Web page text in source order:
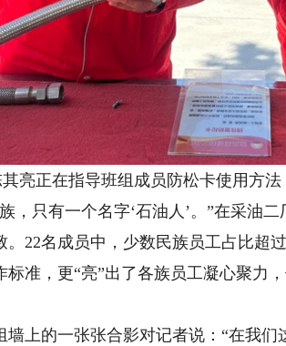
其亮正在指导班组成员防松卡使用方法
只有一个名字‘石油人’。”在采油二
。22名成员中，少数民族员工占比超
标准，更“亮”出了各族员工凝心聚力
的一张张合影对记者说：“在我们